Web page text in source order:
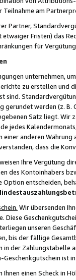
am
Partner,
Fristen) das
für
unternehmen,
zu erstellen und
sind.
gerundet werden (z.
Satz liegt.
jedes
einer anderen
dass die
Ihre Vergütung
des Kontoinhabers
entscheiden,
Wir übersenden
unseren
bis der fällige
in der
ist
Ihnen einen Scheck in